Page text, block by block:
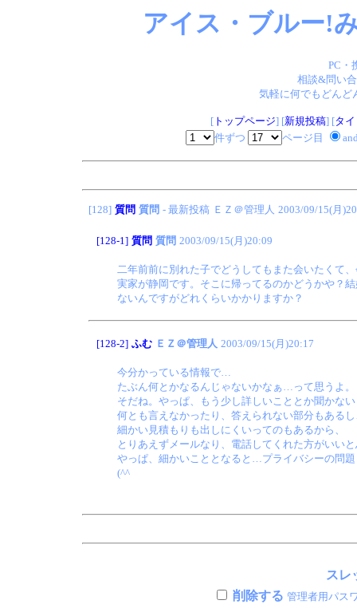
アイス・ブルー!
PC・
相談&問い
気軽に何でもどん
[トップページ] [新規投稿] [タ
件ずつ
ページ目
[128] 質問 質問 - 最新投稿 ＥＺ＠管理人 2003/09/15(月
[128-1] 質問 質問 2003/09/15(月)20:09
二年前前に別れた子でどうしてもまた会いたくて
実家が静岡です。そこに帰ってるのかどうかや？
ないんですがどれくらいかかりますか？
[128-2] ふむ ＥＺ＠管理人 2003/09/15(月)20:17
今分かっている情報で…
たぶん何とかなるんじゃないかなぁ…って思うよ。
そだね。やっぱ、もう少し詳しいこととか聞かな
何とも言えなかったり、答えられない部分もあるし
細かい見積もりも出しにくいってのもあるから、
とりあえずメールなり、電話してくれた方がいい
やっぱ、細かいこととなると…プライバシーの問
(^^ゞ
スレ
削除する 管理者用パス